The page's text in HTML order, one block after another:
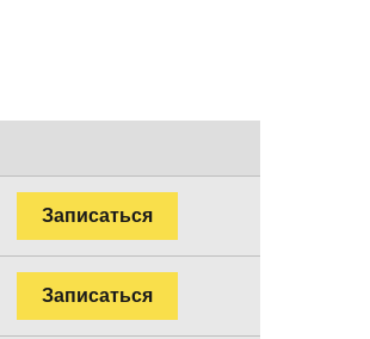
Записаться
Записаться